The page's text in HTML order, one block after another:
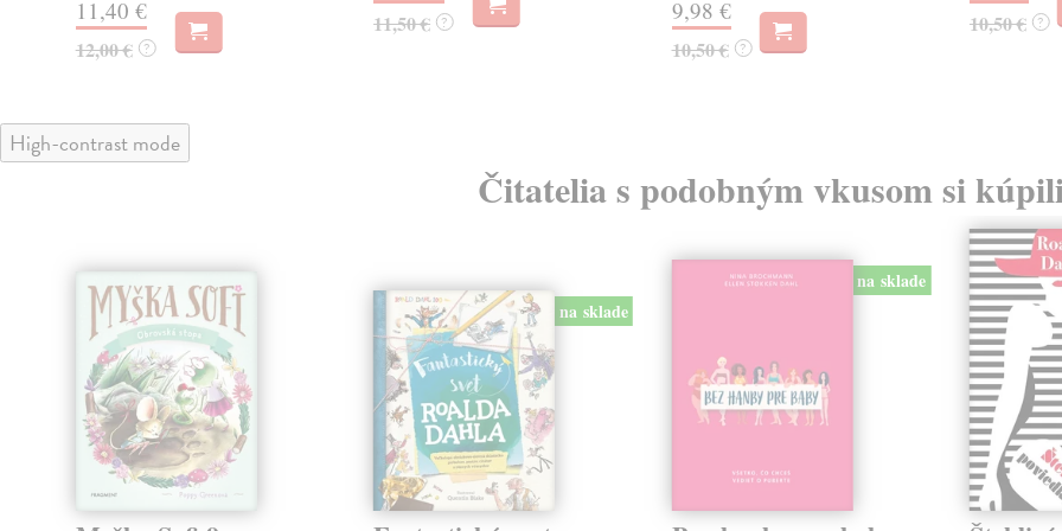
11,40 €
12,00 € ?
11,50 € ? 9,98 €
10,50 € ?
10,50 € ?
High-contrast mode
Čitatelia s podobným vkusom si
na sklade
na sklade